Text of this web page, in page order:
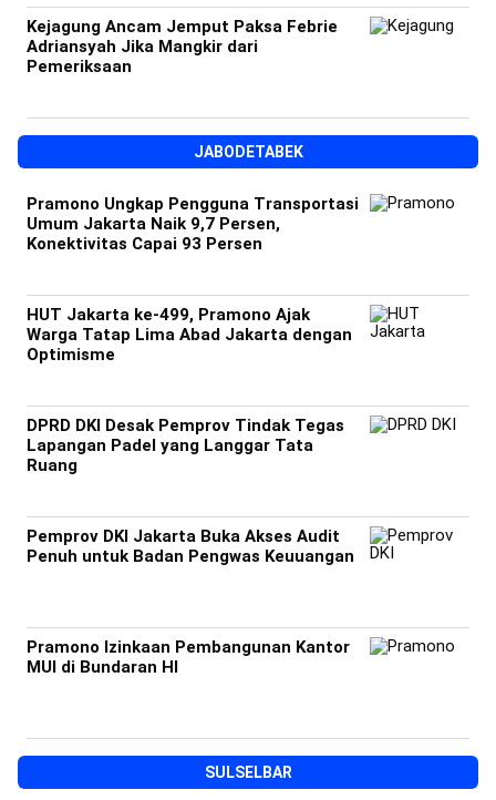
Kejagung Ancam Jemput Paksa Febrie
Adriansyah Jika Mangkir dari
Pemeriksaan
JABODETABEK
Pramono Ungkap Pengguna Transportasi
Umum Jakarta Naik 9,7 Persen,
Konektivitas Capai 93 Persen
HUT Jakarta ke-499, Pramono Ajak
Warga Tatap Lima Abad Jakarta dengan
Optimisme
DPRD DKI Desak Pemprov Tindak Tegas
Lapangan Padel yang Langgar Tata
Ruang
Pemprov DKI Jakarta Buka Akses Audit
Penuh untuk Badan Pengwas Keuuangan
Pramono Izinkaan Pembangunan Kantor
MUI di Bundaran HI
SULSELBAR